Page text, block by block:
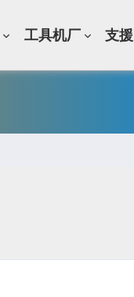
工具机厂 支援